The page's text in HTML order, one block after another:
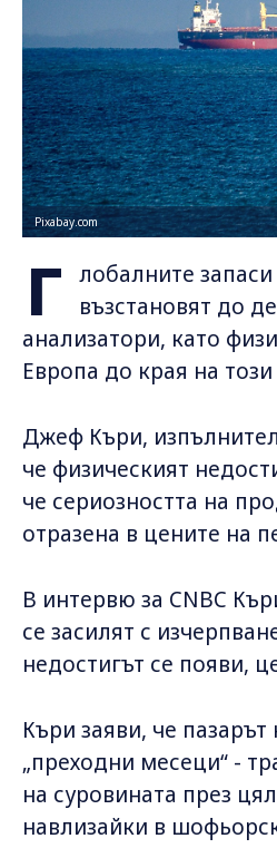
Pixabay.com
Г
лобалните
възстановят до
анализатори, като
Европа до края на
Джеф Къри,
че физическият
че сериозността на
отразена в цените на
В интервю за CNBC
се засилят с
недостигът се появи,
Къри заяви, че
„преходни месеци“ -
на суровината през
навлизайки в